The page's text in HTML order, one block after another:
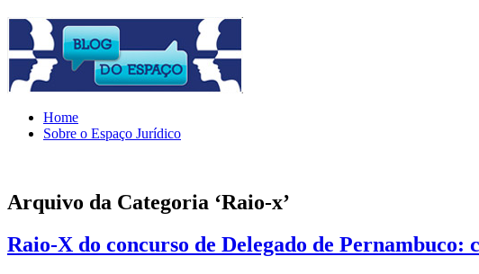
Home
Sobre o Espaço Jurídico
Arquivo da Categoria ‘Raio-x’
Raio-X do concurso de Delegado de Pernambuco: